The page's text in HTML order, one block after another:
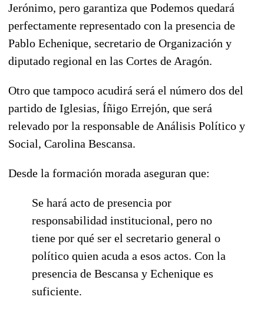
Jerónimo, pero garantiza que Podemos quedará
perfectamente representado con la presencia de
Pablo Echenique, secretario de Organización y
diputado regional en las Cortes de Aragón.
Otro que tampoco acudirá será el número dos del
partido de Iglesias, Íñigo Errejón, que será
relevado por la responsable de Análisis Político y
Social, Carolina Bescansa.
Desde la formación morada aseguran que:
Se hará acto de presencia por
responsabilidad institucional, pero no
tiene por qué ser el secretario general o
político quien acuda a esos actos. Con la
presencia de Bescansa y Echenique es
suficiente.